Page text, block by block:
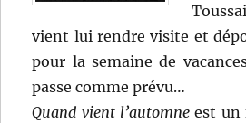
vient lui rendre visite et
pour la semaine de
passe comme prévu…
Quand vient l’automneest un